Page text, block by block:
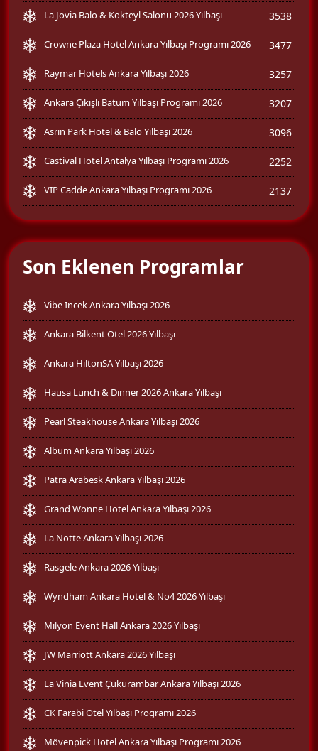
La Jovia Balo & Kokteyl Salonu 2026 Yılbaşı 3538
Crowne Plaza Hotel Ankara Yılbaşı Programı 2026 3477
Raymar Hotels Ankara Yılbaşı 2026 3257
Ankara Çıkışlı Batum Yılbaşı Programı 2026 3207
Asrın Park Hotel & Balo Yılbaşı 2026 3096
Castival Hotel Antalya Yılbaşı Programı 2026 2252
VIP Cadde Ankara Yılbaşı Programı 2026 2137
Son Eklenen Programlar
Vibe İncek Ankara Yılbaşı 2026
Ankara Bilkent Otel 2026 Yılbaşı
Ankara HiltonSA Yılbaşı 2026
Hausa Lunch & Dinner 2026 Ankara Yılbaşı
Pearl Steakhouse Ankara Yılbaşı 2026
Albüm Ankara Yılbaşı 2026
Patra Arabesk Ankara Yılbaşı 2026
Grand Wonne Hotel Ankara Yılbaşı 2026
La Notte Ankara Yılbaşı 2026
Rasgele Ankara 2026 Yılbaşı
Wyndham Ankara Hotel & No4 2026 Yılbaşı
Milyon Event Hall Ankara 2026 Yılbaşı
JW Marriott Ankara 2026 Yılbaşı
La Vinia Event Çukurambar Ankara Yılbaşı 2026
CK Farabi Otel Yılbaşı Programı 2026
Mövenpick Hotel Ankara Yılbaşı Programı 2026